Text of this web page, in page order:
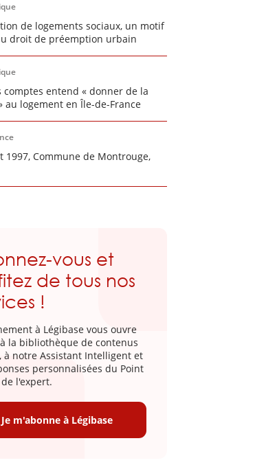
de logements sociaux, un motif
droit de préemption urbain
comptes entend « donner de la
au logement en Île-de-France
1997, Commune de Montrouge,
vous et
de tous nos
!
à Légibase vous ouvre
la bibliothèque de contenus
à notre Assistant Intelligent et
personnalisées du Point
l'expert.
Je m'abonne à Légibase